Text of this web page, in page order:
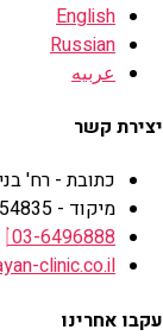
English
Russian
عربيه
יצירת קשר
כתובת - רח'
מיקוד - 6954835
03-6496888
clinic.co.il
עקבו אחרינו